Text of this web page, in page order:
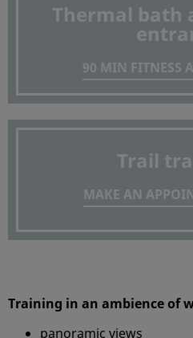
Thermal bath
90 MIN FITNESS
Trail
MAKE AN
Training in an ambience of
panoramic views